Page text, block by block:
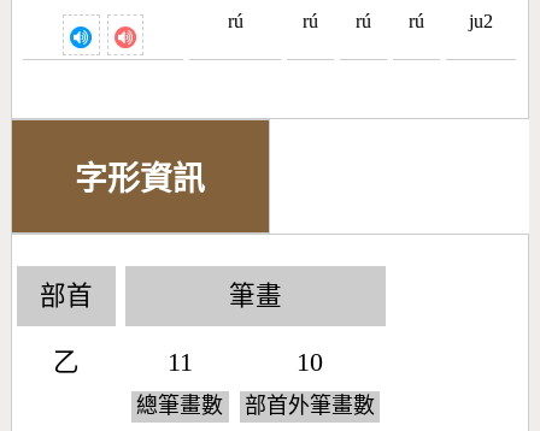
rú
rú
rú
rú
ju2
字形資訊
部首
乙
筆畫
11
總筆畫數
10
部首外筆畫數